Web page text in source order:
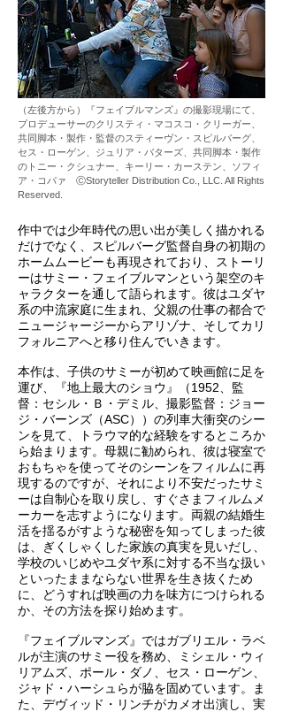
（左後方から）『フェイブルマンズ』の撮影現場にて、
プロデューサーのクリスティ・マコスコ・クリーガー、
共同脚本・製作・監督のスティーヴン・スピルバーグ、
セス・ローゲン、ジュリア・バターズ、共同脚本・製作
のトニー・クシュナー、キーリー・カーステン、ソフィ
ア・コパァ ⒸStoryteller Distribution Co., LLC. All Rights
Reserved.
作中では少年時代の思い出が美しく描かれる
だけでなく、スピルバーグ監督自身の初期の
ホームムービーも再現されており、ストーリ
ーはサミー・フェイブルマンという架空のキ
ャラクターを通して語られます。彼はユダヤ
系の中流家庭に生まれ、父親の仕事の都合で
ニュージャージーからアリゾナ、そしてカリ
フォルニアへと移り住んでいきます。
本作は、子供のサミーが初めて映画館に足を
運び、『地上最大のショウ』（1952、監
督：セシル・Ｂ・デミル、撮影監督：ジョー
ジ・バーンズ（ASC））の列車大衝突のシー
ンを見て、トラウマ的な経験をするところか
ら始まります。母親に勧められ、彼は寝室で
おもちゃを使ってそのシーンをフィルムに再
現するのですが、それにより不安だったサミ
ーは自制心を取り戻し、すぐさまフィルムメ
ーカーを志すようになります。両親の結婚生
活を揺るがすような秘密を知ってしまった彼
は、ぎくしゃくした家族の真実を見いだし、
学校のいじめやユダヤ系に対する不当な扱い
といったままならない世界を生き抜くため
に、どうすれば映画の力を味方につけられる
か、その方法を探り始めます。
『フェイブルマンズ』ではガブリエル・ラベ
ルが主演のサミー役を務め、ミシェル・ウィ
リアムズ、ポール・ダノ、セス・ローゲン、
ジャド・ハーシュらが脇を固めています。ま
た、デヴィッド・リンチがカメオ出演し、実